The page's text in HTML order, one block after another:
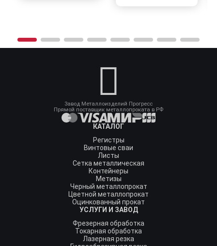
Завод Металлоизделий Прогресс
Прямой поставщик металлопроката в РФ
КАТАЛОГ
Регистры
Винтовые сваи
Листы
Сетка металлическая
Контейнеры
Метизы
Черный металлопрокат
Цветной металлопрокат
Оцинкованный прокат
УСЛУГИ И ЗАВОД
Фрезерная обработка
Токарная обработка
Лазерная резка